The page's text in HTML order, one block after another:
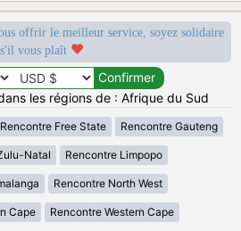
offrir le meilleur service, soyez solidaire
s'il vous plaît
les régions de : Afrique du Sud
Rencontre Free State Rencontre Gauteng
Natal Rencontre Limpopo
Rencontre North West
Cape Rencontre Western Cape